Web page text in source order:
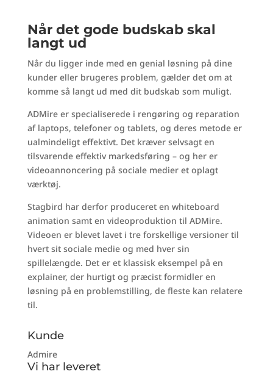
Når det gode budskab skal
langt ud
Når du ligger inde med en genial løsning på dine
kunder eller brugeres problem, gælder det om at
komme så langt ud med dit budskab som muligt.
ADMire er specialiserede i rengøring og reparation
af laptops, telefoner og tablets, og deres metode er
ualmindeligt effektivt. Det kræver selvsagt en
tilsvarende effektiv markedsføring – og her er
videoannoncering på sociale medier et oplagt
værktøj.
Stagbird har derfor produceret en whiteboard
animation samt en videoproduktion til ADMire.
Videoen er blevet lavet i tre forskellige versioner til
hvert sit sociale medie og med hver sin
spillelængde. Det er et klassisk eksempel på en
explainer, der hurtigt og præcist formidler en
løsning på en problemstilling, de fleste kan relatere
til.
Kunde
Admire
Vi har leveret